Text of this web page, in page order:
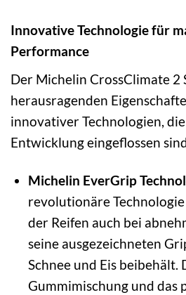
Innovative Technologie für
Performance
Der Michelin CrossClimate 2
herausragenden
innovativer Technologien,
Entwicklung eingeflossen
Michelin EverGrip
revolutionäre
der Reifen auch bei
seine ausgezeichneten
Schnee und Eis beibehält.
Gummimischung und das